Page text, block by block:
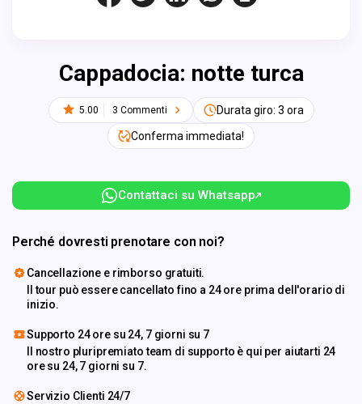
Cappadocia: notte turca
5.00 3 Commenti
Durata giro: 3 ora
Conferma immediata!
Contattaci su Whatsapp
Perché dovresti prenotare con noi?
Cancellazione e rimborso gratuiti.
Il tour può essere cancellato fino a 24 ore prima dell'orario di
inizio.
Supporto 24 ore su 24, 7 giorni su 7
Il nostro pluripremiato team di supporto è qui per aiutarti 24
ore su 24, 7 giorni su 7.
Servizio Clienti 24/7